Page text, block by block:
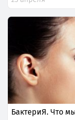
БактериЯ. Что